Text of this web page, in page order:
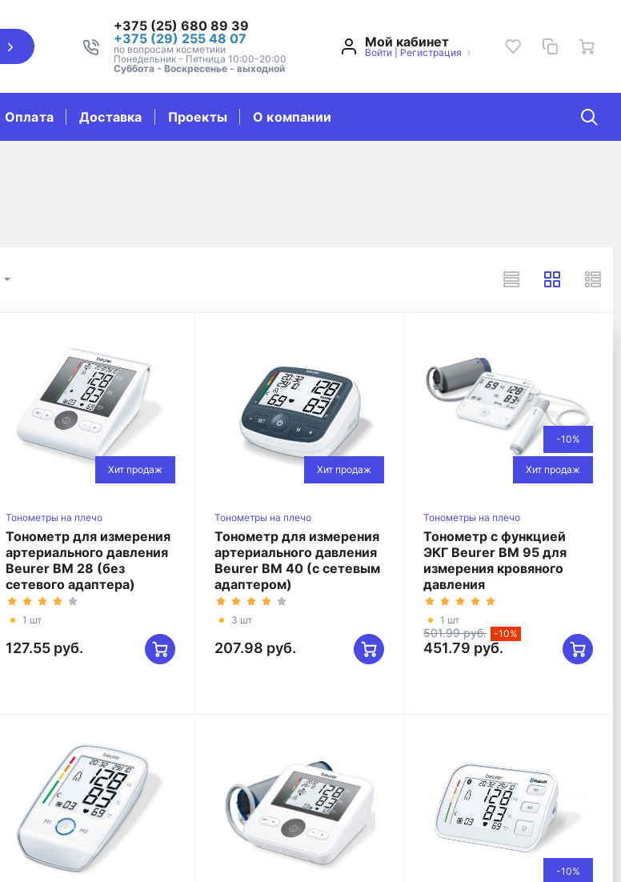
+375 (25) 680 89 39
+375 (29) 255 48 07
по вопросам косметики
Понедельник - Пятница 10:00-20:00
Суббота - Воскресенье - выходной
Мой кабинет
Войти| Регистрация
Оплата Доставка Проекты О компании
Хит продаж
Тонометры на плечо
Тонометр для измерения
артериального давления
Beurer BM 28 (без
сетевого адаптера)
1 шт
127.55 руб.
Хит продаж
Тонометры на плечо
Тонометр для измерения
артериального давления
Beurer BM 40 (с сетевым
адаптером)
3 шт
207.98 руб.
-10%
Хит продаж
Тонометры на плечо
Тонометр с функцией
ЭКГ Beurer BM 95 для
измерения кровяного
давления
1 шт
501.99 руб. -10%
451.79 руб.
-10%